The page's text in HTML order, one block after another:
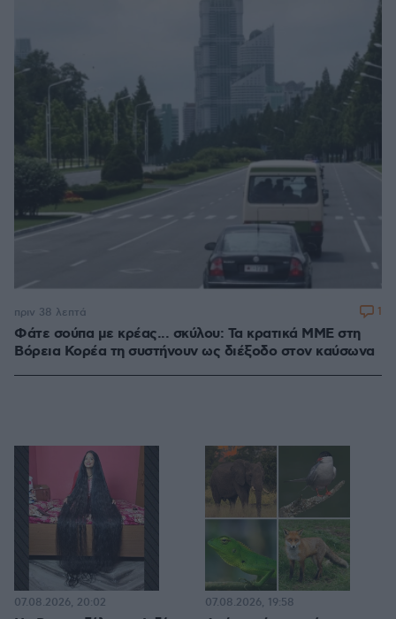
Φάτε σούπα με κρέας... σκύλου: Τα κρατικά ΜΜΕ στη
Βόρεια Κορέα τη συστήνουν ως διέξοδο στον καύσωνα
πριν 38 λεπτά 1
07.08.2026, 20:02 07.08.2026, 19:58